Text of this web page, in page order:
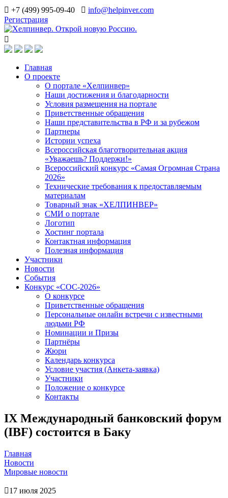
+7 (499) 995-09-40
info@helpinver.com
Регистрация
Главная
О проекте
О портале «Хелпинвер»
Наши достижения и благодарности
Условия размещения на портале
Приветственные обращения
Наши представительства в РФ и за рубежом
Партнеры
Истории успеха
Всероссийская благотворительная акция
«Уважаешь? Поддержи!»
Всероссийский конкурс «Самая Огромная Страна
2026»
Технические требования к предоставляемым
материалам
Товарный знак «ХЕЛПИНВЕР»
СМИ о портале
Логотип
Хостинг портала
Контактная информация
Полезная информация
Участники
Новости
События
Конкурс «СОС-2026»
О конкурсе
Приветственные обращения
Персональные онлайн встречи с известными
людьми РФ
Номинации и Призы
Партнёры
Жюри
Календарь конкурса
Условие участия (Анкета-заявка)
Участники
Положение о конкурсе
Контакты
IX Международный банковский форум
(IBF) состоится в Баку
Главная
Новости
Мировые новости
17 июля 2025